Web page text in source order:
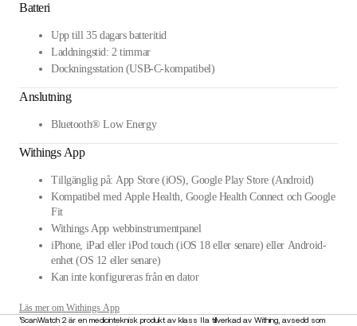
Batteri
Upp till 35 dagars batteritid
Laddningstid: 2 timmar
Dockningsstation (USB-C-kompatibel)
Anslutning
Bluetooth® Low Energy
Withings App
Tillgänglig på: App Store (iOS), Google Play Store (Android)
Kompatibel med Apple Health, Google Health Connect och Google
Fit
Withings App webbinstrumentpanel
iPhone, iPad eller iPod touch (iOS 18 eller senare) eller Android-
enhet (OS 12 eller senare)
Kan inte konfigureras från en dator
Läs mer om Withings App
¹ScanWatch 2 är en medicinteknisk produkt av klass IIa tillverkad av Withing, avsedd som